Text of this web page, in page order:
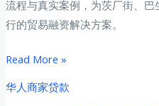
流程与真实案例，为茨厂街、
行的贸易融资解决方案。
2026
吉
Read More »
华人商家贷款